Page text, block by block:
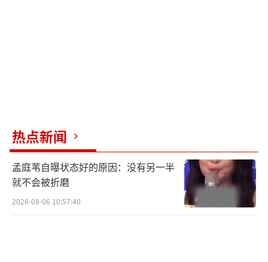
热点新闻
孟庭苇自曝状态好的原因：没有另一半
就不会被折磨
2026-08-06 10:57:40